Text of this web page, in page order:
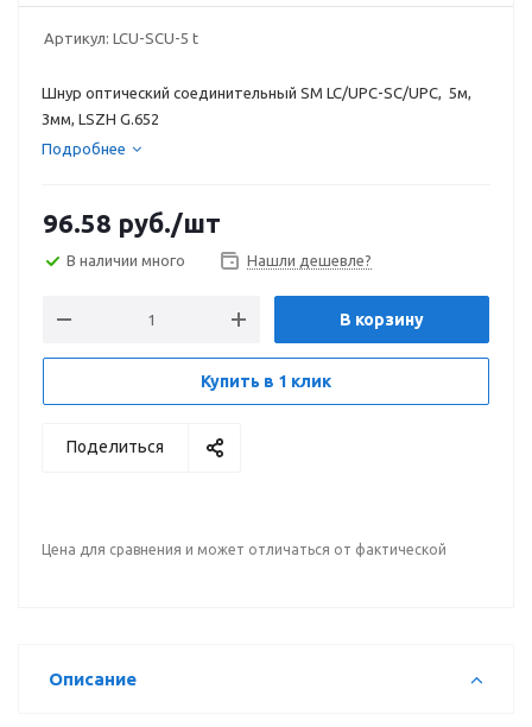
Артикул: LCU-SCU-5 t
Шнур оптический соединительный SM LC/UPC-SC/UPC, 5м,
3мм, LSZH G.652
Подробнее
96.58 руб./шт
В наличии много Нашли дешевле?
В корзину
Купить в 1 клик
Поделиться
Цена для сравнения и может отличаться от фактической
Описание